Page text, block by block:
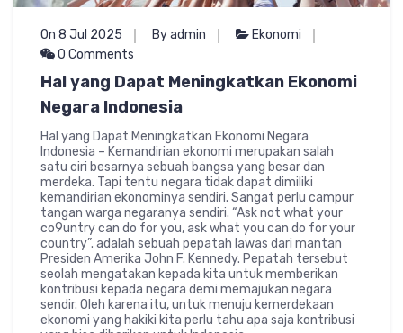
On 8 Jul 2025 By admin
Ekonomi
0 Comments
Hal yang Dapat Meningkatkan Ekonomi
Negara Indonesia
Hal yang Dapat Meningkatkan Ekonomi Negara
Indonesia – Kemandirian ekonomi merupakan salah
satu ciri besarnya sebuah bangsa yang besar dan
merdeka. Tapi tentu negara tidak dapat dimiliki
kemandirian ekonominya sendiri. Sangat perlu campur
tangan warga negaranya sendiri. “Ask not what your
co9untry can do for you, ask what you can do for your
country”. adalah sebuah pepatah lawas dari mantan
Presiden Amerika John F. Kennedy. Pepatah tersebut
seolah mengatakan kepada kita untuk memberikan
kontribusi kepada negara demi memajukan negara
sendir. Oleh karena itu, untuk menuju kemerdekaan
ekonomi yang hakiki kita perlu tahu apa saja kontribusi